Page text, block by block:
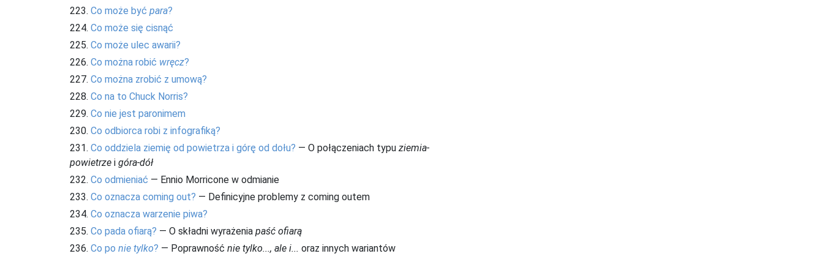
223. Co może być para?
224. Co może się cisnąć
225. Co może ulec awarii?
226. Co można robić wręcz?
227. Co można zrobić z umową?
228. Co na to Chuck Norris?
229. Co nie jest paronimem
230. Co odbiorca robi z infografiką?
231. Co oddziela ziemię od powietrza i górę od dołu? — O połączeniach typu ziemia-
powietrze i góra-dół
232. Co odmieniać — Ennio Morricone w odmianie
233. Co oznacza coming out? — Definicyjne problemy z coming outem
234. Co oznacza warzenie piwa?
235. Co pada ofiarą? — O składni wyrażenia paść ofiarą
236. Co po nie tylko? — Poprawność nie tylko..., ale i... oraz innych wariantów